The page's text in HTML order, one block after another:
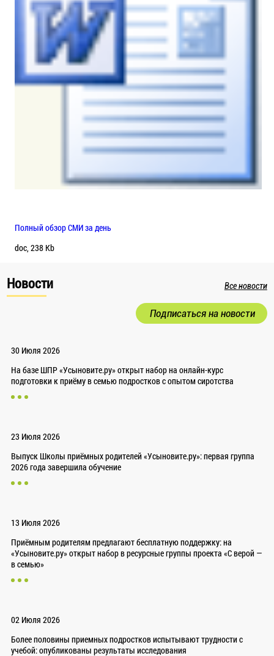
Полный обзор СМИ за день
doc, 238 Kb
Новости Все новости
Подписаться на новости
30 Июля 2026
На базе ШПР «Усыновите.ру» открыт набор на онлайн-курс
подготовки к приёму в семью подростков с опытом сиротства
23 Июля 2026
Выпуск Школы приёмных родителей «Усыновите.ру»: первая группа
2026 года завершила обучение
13 Июля 2026
Приёмным родителям предлагают бесплатную поддержку: на
«Усыновите.ру» открыт набор в ресурсные группы проекта «С верой —
в семью»
02 Июля 2026
Более половины приемных подростков испытывают трудности с
учебой: опубликованы результаты исследования